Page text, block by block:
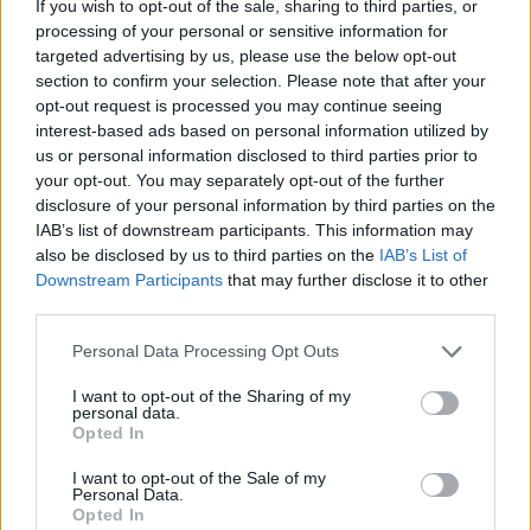
If you wish to opt-out of the sale, sharing to third parties, or
processing of your personal or sensitive information for
targeted advertising by us, please use the below opt-out
section to confirm your selection. Please note that after your
opt-out request is processed you may continue seeing
interest-based ads based on personal information utilized by
us or personal information disclosed to third parties prior to
your opt-out. You may separately opt-out of the further
disclosure of your personal information by third parties on the
IAB’s list of downstream participants. This information may
also be disclosed by us to third parties on the IAB’s List of
Downstream Participants that may further disclose it to other
Please note that this website/app uses one or more Google
not limited to your visit or usage behaviour. You may click to
grant or deny consent to Google and its third-party tags to
use your data for below specified purposes in below Google
consent section.
Personal Data Processing Opt Outs
I want to opt-out of the Sharing of my
personal data.
Opted In
I want to opt-out of the Sale of my
Personal Data.
Opted In
07. 31.
NEM A CITROMSAV, AZ ECET VAGY A
SZÓDABIKARBÓNA A LEGERŐSEBB: EZT HASZNÁLJÁK A
SZÁLLODÁKBAN A VÍZKŐ ELLEN
Ez a szer tényleg eltünteti a vízkövet
07. 31.
HAGYD A SÓT: EGY CSIPET EBBŐL A FŐZŐVÍZBE,
ÉS SOKKAL FINOMABB LESZ A FŐTT KRUMPLI
Titkos hozzávaló
07. 31.
EZZEL LOCSOLD HETENTE EGYSZER: KÉTSZER
ANNYI VIRÁGOT HOZ MAJD A MUSKÁTLI, HA EZT CSINÁLOD
Ettől lesz a tiéd a leggyönyörűbb muskátli a környéken
24 ÓRA TOVÁBBI HÍREI
24 óra